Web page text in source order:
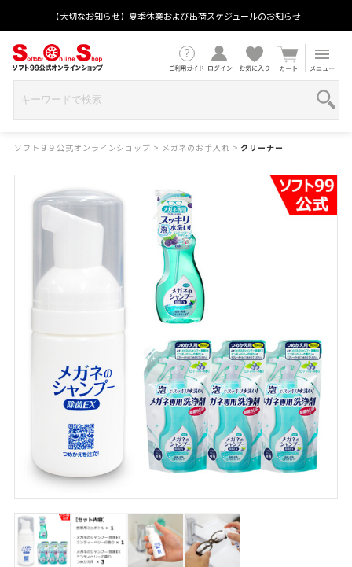
【大切なお知らせ】夏季休業および出荷スケジュールのお知らせ
ソフト９９公式オンラインショップ > メガネのお手入れ > クリーナー